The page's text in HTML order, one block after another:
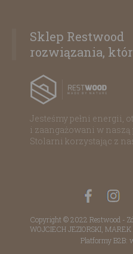
Sklep Restwood
rozwiązania,
Jesteśmy pełni energii,
i zaangażowani w naszą
Stolarni korzystając z
Copyright © 2022 Restwood -
WOJCIECH JEZIORSKI,
Platformy B2B: